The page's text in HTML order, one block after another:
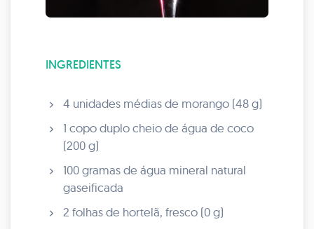
INGREDIENTES
4 unidades médias de morango (48 g)
1 copo duplo cheio de água de coco
(200 g)
100 gramas de água mineral natural
gaseificada
2 folhas de hortelã, fresco (0 g)